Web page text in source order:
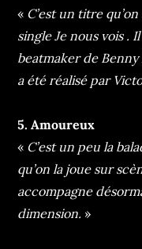
« C’est un titre
single Je nous vois .
beatmaker de Benny
a été réalisé par
5. Amoureux
« C’est un peu la
qu’on la joue sur
accompagne
dimension. »